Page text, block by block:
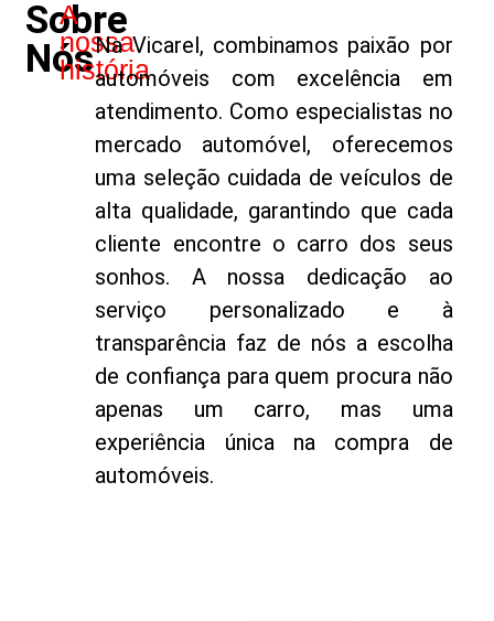
Sobre
Nós
A
nossa
história
Na Vicarel, combinamos paixão por
automóveis com excelência em
atendimento. Como especialistas no
mercado automóvel, oferecemos
uma seleção cuidada de veículos de
alta qualidade, garantindo que cada
cliente encontre o carro dos seus
sonhos. A nossa dedicação ao
serviço personalizado e à
transparência faz de nós a escolha
de confiança para quem procura não
apenas um carro, mas uma
experiência única na compra de
automóveis.